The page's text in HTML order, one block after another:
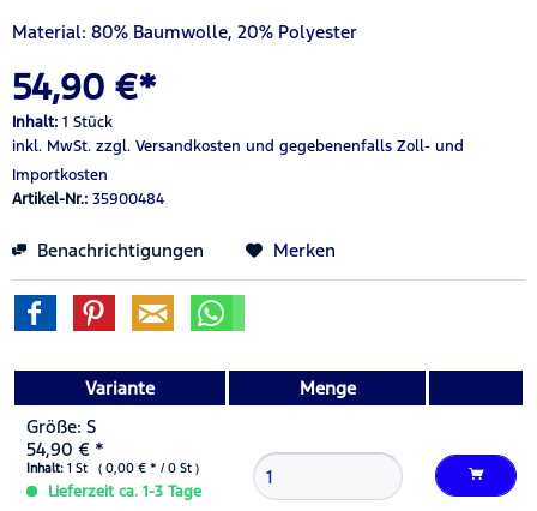
Material: 80% Baumwolle, 20% Polyester
54,90 €*
Inhalt: 1 Stück
inkl. MwSt. zzgl. Versandkosten und gegebenenfalls Zoll- und
Importkosten
Artikel-Nr.: 35900484
Benachrichtigungen Merken
Variante
Menge
Größe: S
54,90 € *
Inhalt: 1 St ( 0,00 € * / 0 St )
Lieferzeit ca. 1-3 Tage